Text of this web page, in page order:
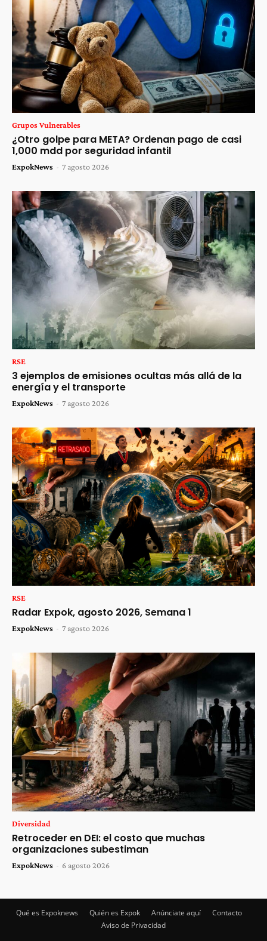
Grupos Vulnerables
¿Otro golpe para META? Ordenan pago de casi
1,000 mdd por seguridad infantil
ExpokNews - 7 agosto 2026
RSE
3 ejemplos de emisiones ocultas más allá de la
energía y el transporte
ExpokNews - 7 agosto 2026
RSE
Radar Expok, agosto 2026, Semana 1
ExpokNews - 7 agosto 2026
Diversidad
Retroceder en DEI: el costo que muchas
organizaciones subestiman
ExpokNews - 6 agosto 2026
Qué es Expoknews Quién es Expok Anúnciate aquí
Contacto
Aviso de Privacidad